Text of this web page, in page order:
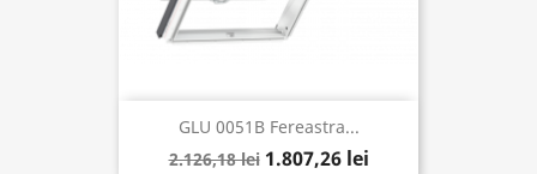
GLU 0051B Fereastra...
2.126,18 lei 1.807,26 lei